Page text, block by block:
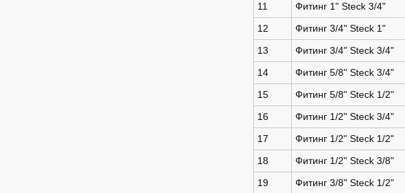
11
Фитинг 1" Steck 3/4"
12
Фитинг 3/4" Steck 1"
13
Фитинг 3/4" Steck 3/4"
14
Фитинг 5/8" Steck 3/4"
15
Фитинг 5/8" Steck 1/2"
16
Фитинг 1/2" Steck 3/4"
17
Фитинг 1/2" Steck 1/2"
18
Фитинг 1/2" Steck 3/8"
19
Фитинг 3/8" Steck 1/2"